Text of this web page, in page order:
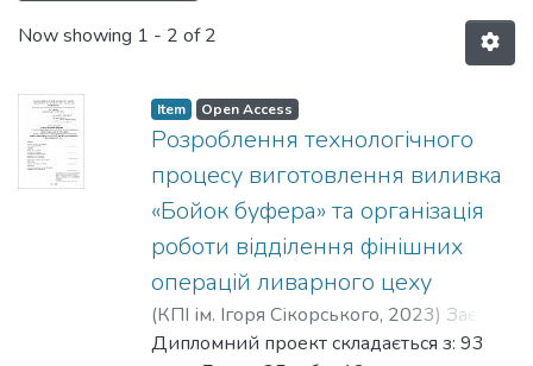
Now showing 1 - 2 of 2
Item Open Access
Розроблення технологічного
процесу виготовлення виливка
«Бойок буфера» та організація
роботи відділення фінішних
операцій ливарного цеху
(КПІ ім. Ігоря Сікорського, 2023) Заєць,
Данило Олегович;Гурія, Ірина
Дипломний проект складається з: 93